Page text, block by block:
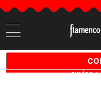
Buscar
productos
🚚 📦 ENVÍOS